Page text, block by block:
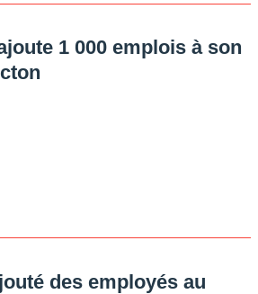
1 000 emplois à son
des employés au